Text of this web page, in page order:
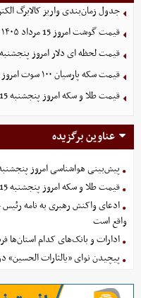
جدول زمان‌بندی واریز کالابرگ
قیمت گوشت امروز 15 مرداد ۱۴۰۵
قیمت لحظه ای دلار امروز پنجشنبه 15 مرداد 1405
قیمت سکه پارسیان ۱۰۰ سوت امروز پنجشنبه 15 مرداد 1405
قیمت طلا و سکه امروز پنجشنبه 15 مرداد 1405+ جدول
عناوین برگزیده
پیش‌بینی هواشناسی امروز پنجشنبه ۱۵ مرداد
قیمت طلا و سکه امروز پنجشنبه 15 مرداد 1405+ جدول
ادعای واکنش رهبری به نامه
واقع است
ادارات و بانک‌های کدام استان‌ها فردا 14 مرداد تعطیل
پیچیدن نوای «یالثارات الحسین»